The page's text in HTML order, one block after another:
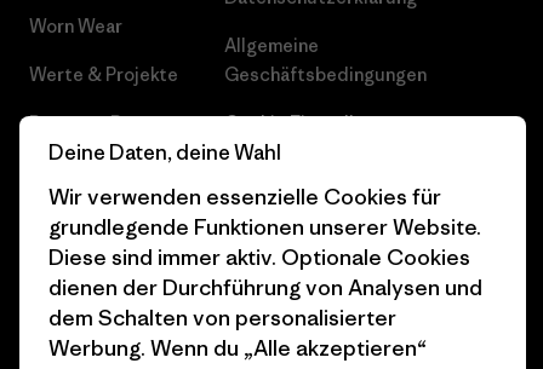
Worn Wear
Werte & Projekte
Progress Report
Business Unusual
Klimaziele
1% For The Planet
Wie wir finanzieren
Allgemeine
Geschäftsbedingungen
Cookie Einstellungen
Pressekontakt
Industry program
Affiliate-Programm
Deine Daten, deine Wahl
Wir verwenden essenzielle Cookies für
grundlegende Funktionen unserer Website.
Diese sind immer aktiv. Optionale Cookies
dienen der Durchführung von Analysen und
dem Schalten von personalisierter
Werbung. Wenn du „Alle akzeptieren“